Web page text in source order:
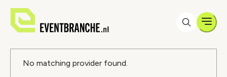
Foutmelding
No matching provider found.